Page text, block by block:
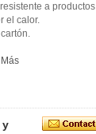
a productos
el calor.
Más
y